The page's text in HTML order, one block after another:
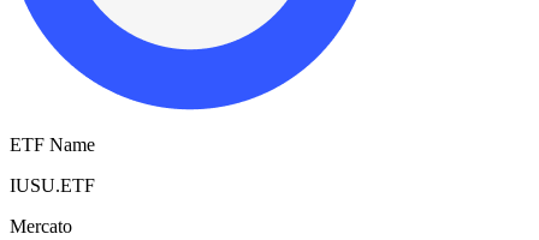
ETF Name
IUSU.ETF
Mercato